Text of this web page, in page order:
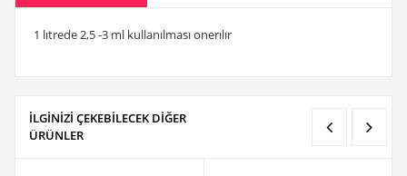
1 lıtrede 2,5 -3 ml kullanılması onerılır
İLGİNİZİ ÇEKEBİLECEK DİĞER
ÜRÜNLER